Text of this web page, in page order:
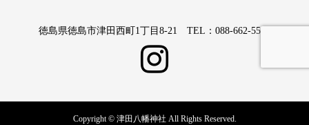
徳島県徳島市津田西町1丁目8-21 TEL：088-662-5566
Copyright © 津田八幡神社 All Rights Reserved.